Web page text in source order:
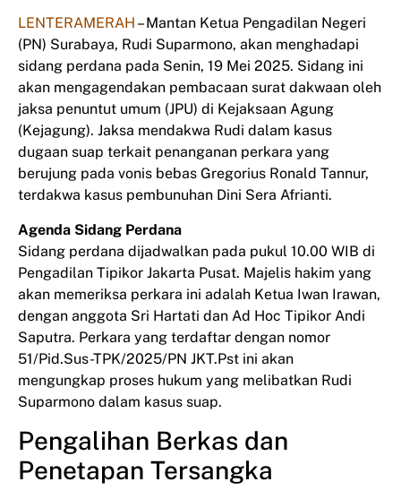
LENTERAMERAH – Mantan Ketua Pengadilan Negeri
(PN) Surabaya, Rudi Suparmono, akan menghadapi
sidang perdana pada Senin, 19 Mei 2025. Sidang ini
akan mengagendakan pembacaan surat dakwaan oleh
jaksa penuntut umum (JPU) di Kejaksaan Agung
(Kejagung). Jaksa mendakwa Rudi dalam kasus
dugaan suap terkait penanganan perkara yang
berujung pada vonis bebas Gregorius Ronald Tannur,
terdakwa kasus pembunuhan Dini Sera Afrianti.
Agenda Sidang Perdana
Sidang perdana dijadwalkan pada pukul 10.00 WIB di
Pengadilan Tipikor Jakarta Pusat. Majelis hakim yang
akan memeriksa perkara ini adalah Ketua Iwan Irawan,
dengan anggota Sri Hartati dan Ad Hoc Tipikor Andi
Saputra. Perkara yang terdaftar dengan nomor
51/Pid.Sus-TPK/2025/PN JKT.Pst ini akan
mengungkap proses hukum yang melibatkan Rudi
Suparmono dalam kasus suap.
Pengalihan Berkas dan
Penetapan Tersangka